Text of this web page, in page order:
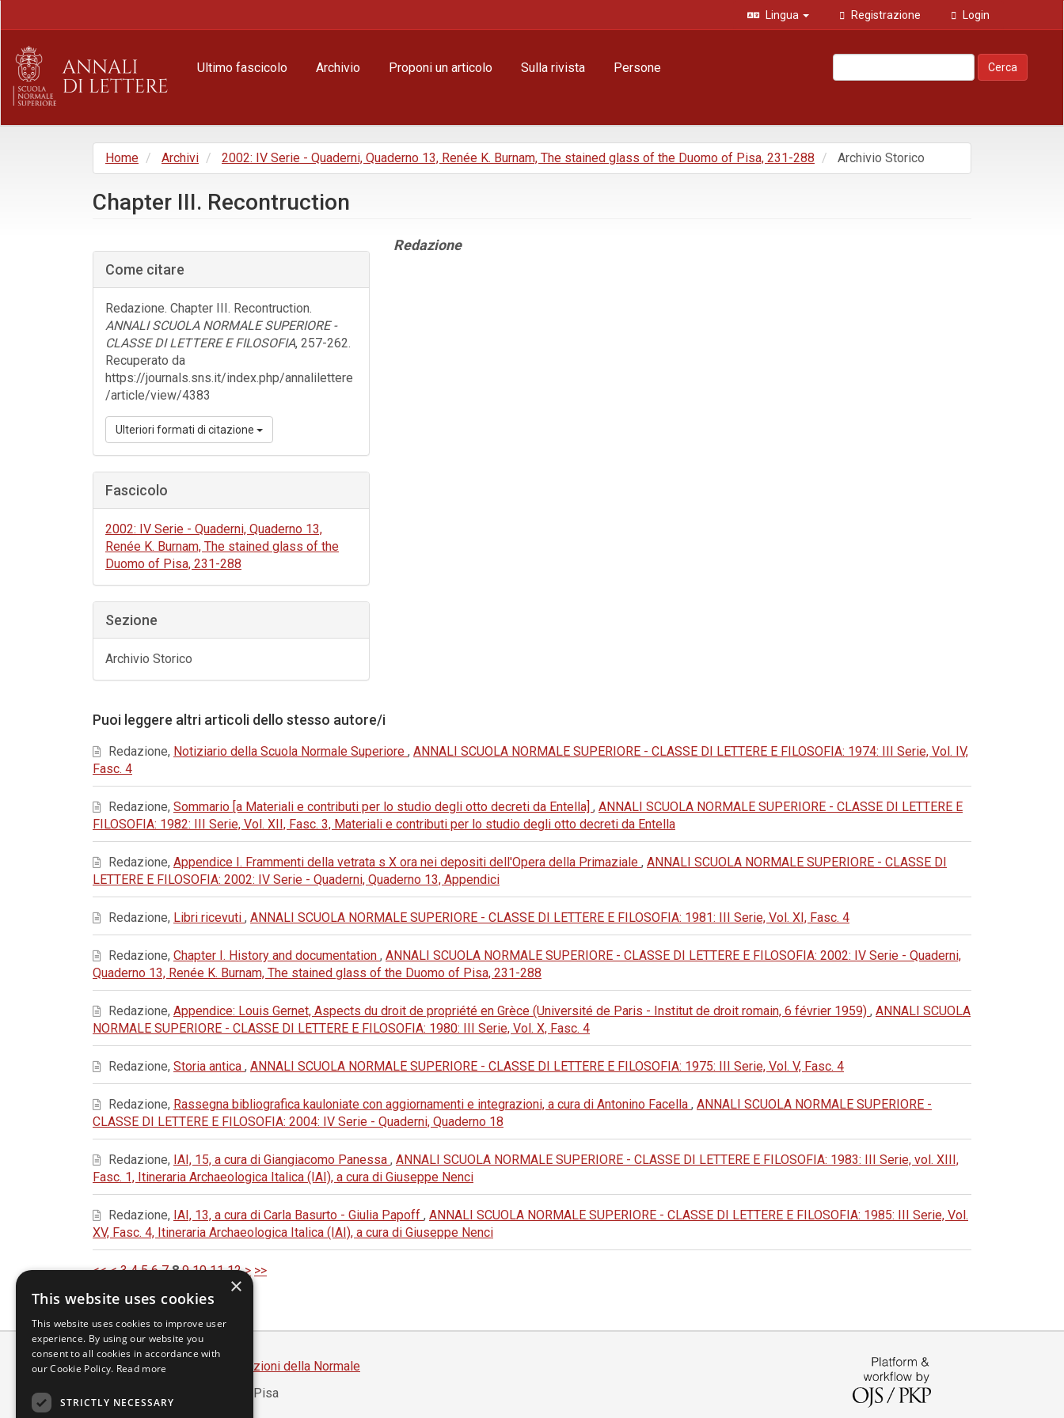
principale
Barra
laterale
Lingua Registrazione Login
Ultimo fascicolo Archivio Proponi un articolo Sulla rivista Persone Cerca
Home Archivi 2002: IV Serie - Quaderni, Quaderno 13, Renée K. Burnam, The stained glass of the Duomo of Pisa, 231-288 Archivio Storico
Chapter III. Recontruction
laterale
dell'articolo
Come citare
Redazione. Chapter III. Recontruction.
ANNALI SCUOLA NORMALE SUPERIORE -
CLASSE DI LETTERE E FILOSOFIA, 257-262.
Recuperato da
https://journals.sns.it/index.php/annalilettere
/article/view/4383
Ulteriori formati di citazione
Fascicolo
2002: IV Serie - Quaderni, Quaderno 13,
Renée K. Burnam, The stained glass of the
Duomo of Pisa, 231-288
Sezione
Archivio Storico
Contenuto
Redazione
Puoi leggere altri articoli dello stesso autore/i
Redazione, Notiziario della Scuola Normale Superiore , ANNALI SCUOLA NORMALE SUPERIORE - CLASSE DI LETTERE E FILOSOFIA: 1974: III Serie, Vol. IV,
Fasc. 4
Redazione, Sommario [a Materiali e contributi per lo studio degli otto decreti da Entella] , ANNALI SCUOLA NORMALE SUPERIORE - CLASSE DI LETTERE E
FILOSOFIA: 1982: III Serie, Vol. XII, Fasc. 3, Materiali e contributi per lo studio degli otto decreti da Entella
Redazione, Appendice I. Frammenti della vetrata s X ora nei depositi dell'Opera della Primaziale , ANNALI SCUOLA NORMALE SUPERIORE - CLASSE DI
LETTERE E FILOSOFIA: 2002: IV Serie - Quaderni, Quaderno 13, Appendici
Redazione, Libri ricevuti , ANNALI SCUOLA NORMALE SUPERIORE - CLASSE DI LETTERE E FILOSOFIA: 1981: III Serie, Vol. XI, Fasc. 4
Redazione, Chapter I. History and documentation , ANNALI SCUOLA NORMALE SUPERIORE - CLASSE DI LETTERE E FILOSOFIA: 2002: IV Serie - Quaderni,
Quaderno 13, Renée K. Burnam, The stained glass of the Duomo of Pisa, 231-288
Redazione, Appendice: Louis Gernet, Aspects du droit de propriété en Grèce (Université de Paris - Institut de droit romain, 6 février 1959) , ANNALI SCUOLA
NORMALE SUPERIORE - CLASSE DI LETTERE E FILOSOFIA: 1980: III Serie, Vol. X, Fasc. 4
Redazione, Storia antica , ANNALI SCUOLA NORMALE SUPERIORE - CLASSE DI LETTERE E FILOSOFIA: 1975: III Serie, Vol. V, Fasc. 4
Redazione, Rassegna bibliografica kauloniate con aggiornamenti e integrazioni, a cura di Antonino Facella , ANNALI SCUOLA NORMALE SUPERIORE -
CLASSE DI LETTERE E FILOSOFIA: 2004: IV Serie - Quaderni, Quaderno 18
Redazione, IAI, 15, a cura di Giangiacomo Panessa , ANNALI SCUOLA NORMALE SUPERIORE - CLASSE DI LETTERE E FILOSOFIA: 1983: III Serie, vol. XIII,
Fasc. 1, Itineraria Archaeologica Italica (IAI), a cura di Giuseppe Nenci
Redazione, IAI, 13, a cura di Carla Basurto - Giulia Papoff , ANNALI SCUOLA NORMALE SUPERIORE - CLASSE DI LETTERE E FILOSOFIA: 1985: III Serie, Vol.
XV, Fasc. 4, Itineraria Archaeologica Italica (IAI), a cura di Giuseppe Nenci
<< < 3 4 5 6 7 8 9 10 11 12 > >>
Scuola Normale Superiore
Edizioni della Normale
Piazza dei Cavalieri, 7 - 56126 Pisa
×
This website uses cookies
This website uses cookies to improve user
experience. By using our website you
consent to all cookies in accordance with
our Cookie Policy. Read more
STRICTLY NECESSARY